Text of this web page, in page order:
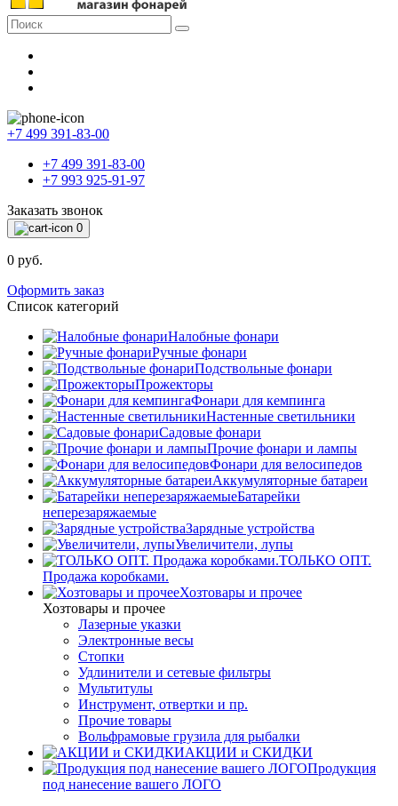
+7 499 391-83-00
+7 499 391-83-00
+7 993 925-91-97
Заказать звонок
0
0 руб.
Оформить заказ
Список категорий
Налобные фонари
Ручные фонари
Подствольные фонари
Прожекторы
Фонари для кемпинга
Настенные светильники
Садовые фонари
Прочие фонари и лампы
Фонари для велосипедов
Аккумуляторные батареи
Батарейки
неперезаряжаемые
Зарядные устройства
Увеличители, лупы
ТОЛЬКО ОПТ.
Продажа коробками.
Хозтовары и прочее
Хозтовары и прочее
Лазерные указки
Электронные весы
Стопки
Удлинители и сетевые фильтры
Мультитулы
Инструмент, отвертки и пр.
Прочие товары
Вольфрамовые грузила для рыбалки
АКЦИИ и СКИДКИ
Продукция
под нанесение вашего ЛОГО